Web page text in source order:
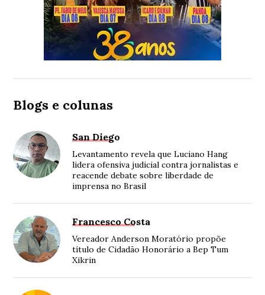
Blogs e colunas
San Diego
Levantamento revela que Luciano Hang
lidera ofensiva judicial contra jornalistas e
reacende debate sobre liberdade de
imprensa no Brasil
Francesco Costa
Vereador Anderson Moratório propõe
título de Cidadão Honorário a Bep Tum
Xikrin